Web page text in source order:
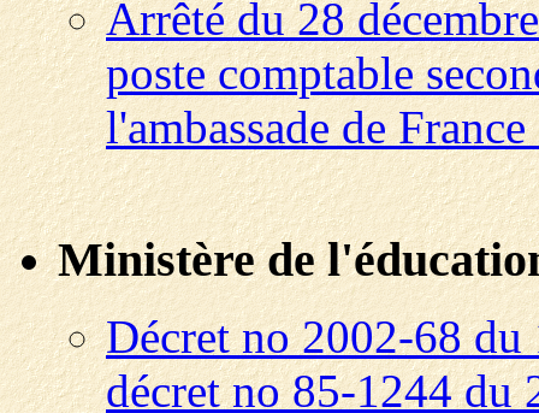
Arrêté du 28
poste comptable
l'ambassade de
Ministère de
Décret no 2002-68
décret no 85-1244 du